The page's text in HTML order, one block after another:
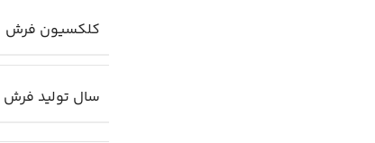
کلکسیون فرش
سال تولید فرش